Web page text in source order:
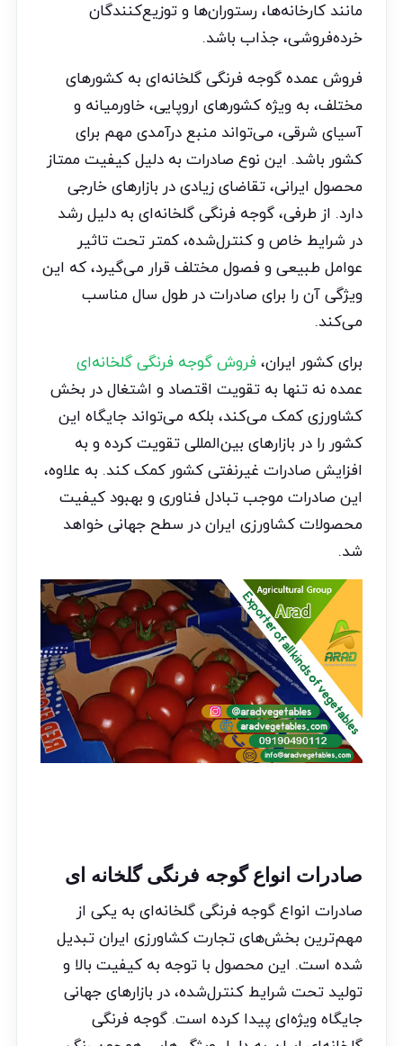
مانند کارخانه‌ها، رستوران‌ها و توزیع‌کنندگان
خرده‌فروشی، جذاب باشد.
فروش عمده گوجه فرنگی گلخانه‌ای به کشورهای
مختلف، به ویژه کشورهای اروپایی، خاورمیانه و
آسیای شرقی، می‌تواند منبع درآمدی مهم برای
کشور باشد. این نوع صادرات به دلیل کیفیت ممتاز
محصول ایرانی، تقاضای زیادی در بازارهای خارجی
دارد. از طرفی، گوجه فرنگی گلخانه‌ای به دلیل رشد
در شرایط خاص و کنترل‌شده، کمتر تحت تاثیر
عوامل طبیعی و فصول مختلف قرار می‌گیرد، که این
ویژگی آن را برای صادرات در طول سال مناسب
می‌کند.
برای کشور ایران،فروش گوجه فرنگی گلخانه‌ای
عمده نه تنها به تقویت اقتصاد و اشتغال در بخش
کشاورزی کمک می‌کند، بلکه می‌تواند جایگاه این
کشور را در بازارهای بین‌المللی تقویت کرده و به
افزایش صادرات غیرنفتی کشور کمک کند. به علاوه،
این صادرات موجب تبادل فناوری و بهبود کیفیت
محصولات کشاورزی ایران در سطح جهانی خواهد
شد.
صادرات انواع گوجه فرنگی گلخانه ای
صادرات انواع گوجه فرنگی گلخانه‌ای به یکی از
مهم‌ترین بخش‌های تجارت کشاورزی ایران تبدیل
شده است. این محصول با توجه به کیفیت بالا و
تولید تحت شرایط کنترل‌شده، در بازارهای جهانی
جایگاه ویژه‌ای پیدا کرده است. گوجه فرنگی